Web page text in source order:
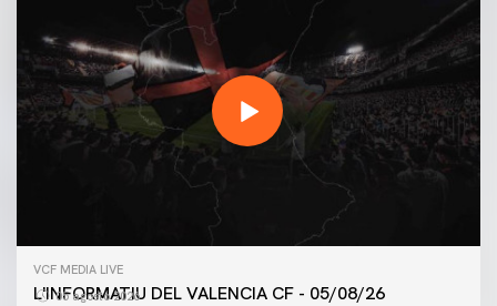
VCF MEDIA LIVE
L'INFORMATIU DEL VALENCIA CF - 05/08/26
05 agosto 2026
PRIMER EQUIP
ENTRENAMENT DEL VALENCIA CF 5/8/2026